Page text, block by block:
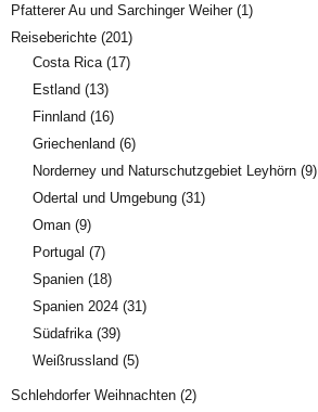
Pfatterer Au und Sarchinger Weiher(1)
Reiseberichte (201)
Costa Rica (17)
Estland (13)
Finnland (16)
Griechenland (6)
Norderney und Naturschutzgebiet Leyhörn (9)
Odertal und Umgebung (31)
Oman (9)
Portugal (7)
Spanien (18)
Spanien 2024 (31)
Südafrika (39)
Weißrussland (5)
Schlehdorfer Weihnachten (2)